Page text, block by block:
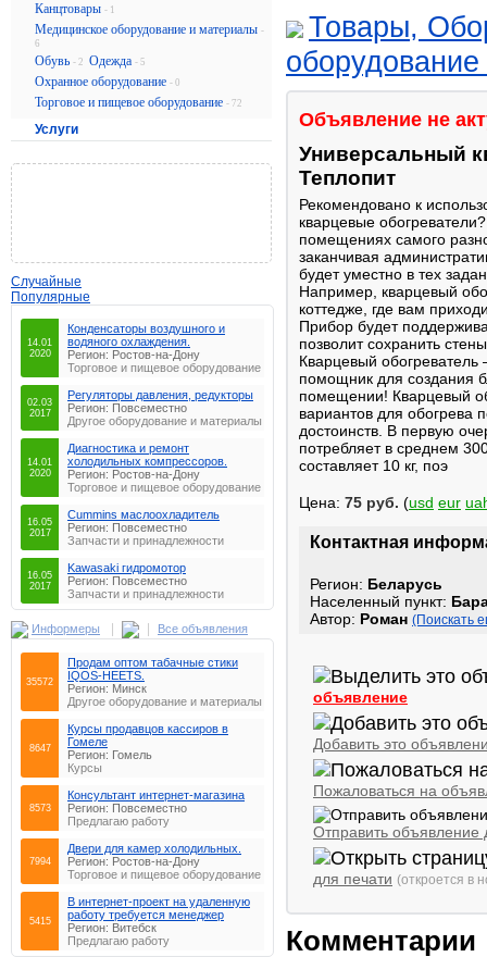
Канцтовары - 1
Медицинское оборудование и материалы -
6
Обувь - 2 Одежда - 5
Охранное оборудование - 0
Торговое и пищевое оборудование - 72
Услуги
Случайные
Популярные
14.01
2020
Конденсаторы воздушного и
водяного охлаждения.
Регион: Ростов-на-Дону
Торговое и пищевое оборудование
02.03
2017
Регуляторы давления, редукторы
Регион: Повсеместно
Другое оборудование и материалы
14.01
2020
Диагностика и ремонт
холодильных компрессоров.
Регион: Ростов-на-Дону
Торговое и пищевое оборудование
16.05
2017
Cummins маслоохладитель
Регион: Повсеместно
Запчасти и принадлежности
16.05
2017
Kawasaki гидромотор
Регион: Повсеместно
Запчасти и принадлежности
Информеры Все объявления
35572
Продам оптом табачные стики
IQOS-HEETS.
Регион: Минск
Другое оборудование и материалы
8647
Курсы продавцов кассиров в
Гомеле
Регион: Гомель
Курсы
8573
Консультaнт интeрнeт-мaгaзинa
Регион: Повсеместно
Предлагаю работу
7994
Двери для камер холодильных.
Регион: Ростов-на-Дону
Торговое и пищевое оборудование
5415
В интернет-проект на удаленную
работу требуется менеджер
Регион: Витебск
Предлагаю работу
Товары,
Объявление не
Универсальный
Теплопит
Рекомендовано к
кварцевые
помещениях самого
заканчивая
будет уместно в тех
Например, кварцевый
коттедже, где вам
Прибор будет
позволит сохранить
Кварцевый
помощник для создания
помещении! Кварцевый
вариантов для
достоинств. В первую
потребляет в среднем
составляет 10 кг, поэ
Цена: 75 руб. (usd eur
Контактная
Регион: Беларусь
Населенный пункт:
Автор: Роман (Поискать
объявление
Добавить это
Пожаловаться на
Отправить объявление
для печати (откроется в
Комментарии